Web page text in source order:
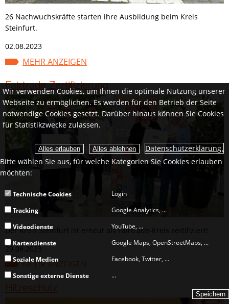
26 Nachwuchskräfte starten ihre Ausbildung beim Kreis
Steinfurt.
02.08.2023
MEHR ANZEIGEN
Fairtrade Zertifizierung
Der Kreis Steinfurt ist erneut als Fairtrade-Kreis zertifiziert!
29.06.2023
MEHR ANZEIGEN
Wir verwenden Cookies, um Ihnen die optimale Nutzung unserer
Webseite zu ermöglichen. Es werden für den Betrieb der Seite
notwendige Cookies gesetzt. Darüber hinaus können Sie Cookies
für Statistikzwecke zulassen.
Datenschutzerklärung.
Bitte wählen Sie aus, für welche Kategorien Sie Cookies erlauben
möchten:
Technische Cookies
Login
Tracking
Google Analytics, ...
Videodienste
YouTube, ...
Kartendienste
Google Maps, OpenStreetMaps, ...
Soziale Medien
Facebook, Twitter, ...
Sonstige externe Dienste
...